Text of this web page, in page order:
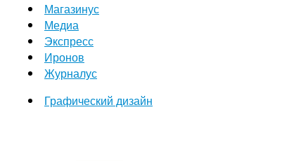
Магазинус
Медиа
Экспресс
Иронов
Журналус
Графический дизайн